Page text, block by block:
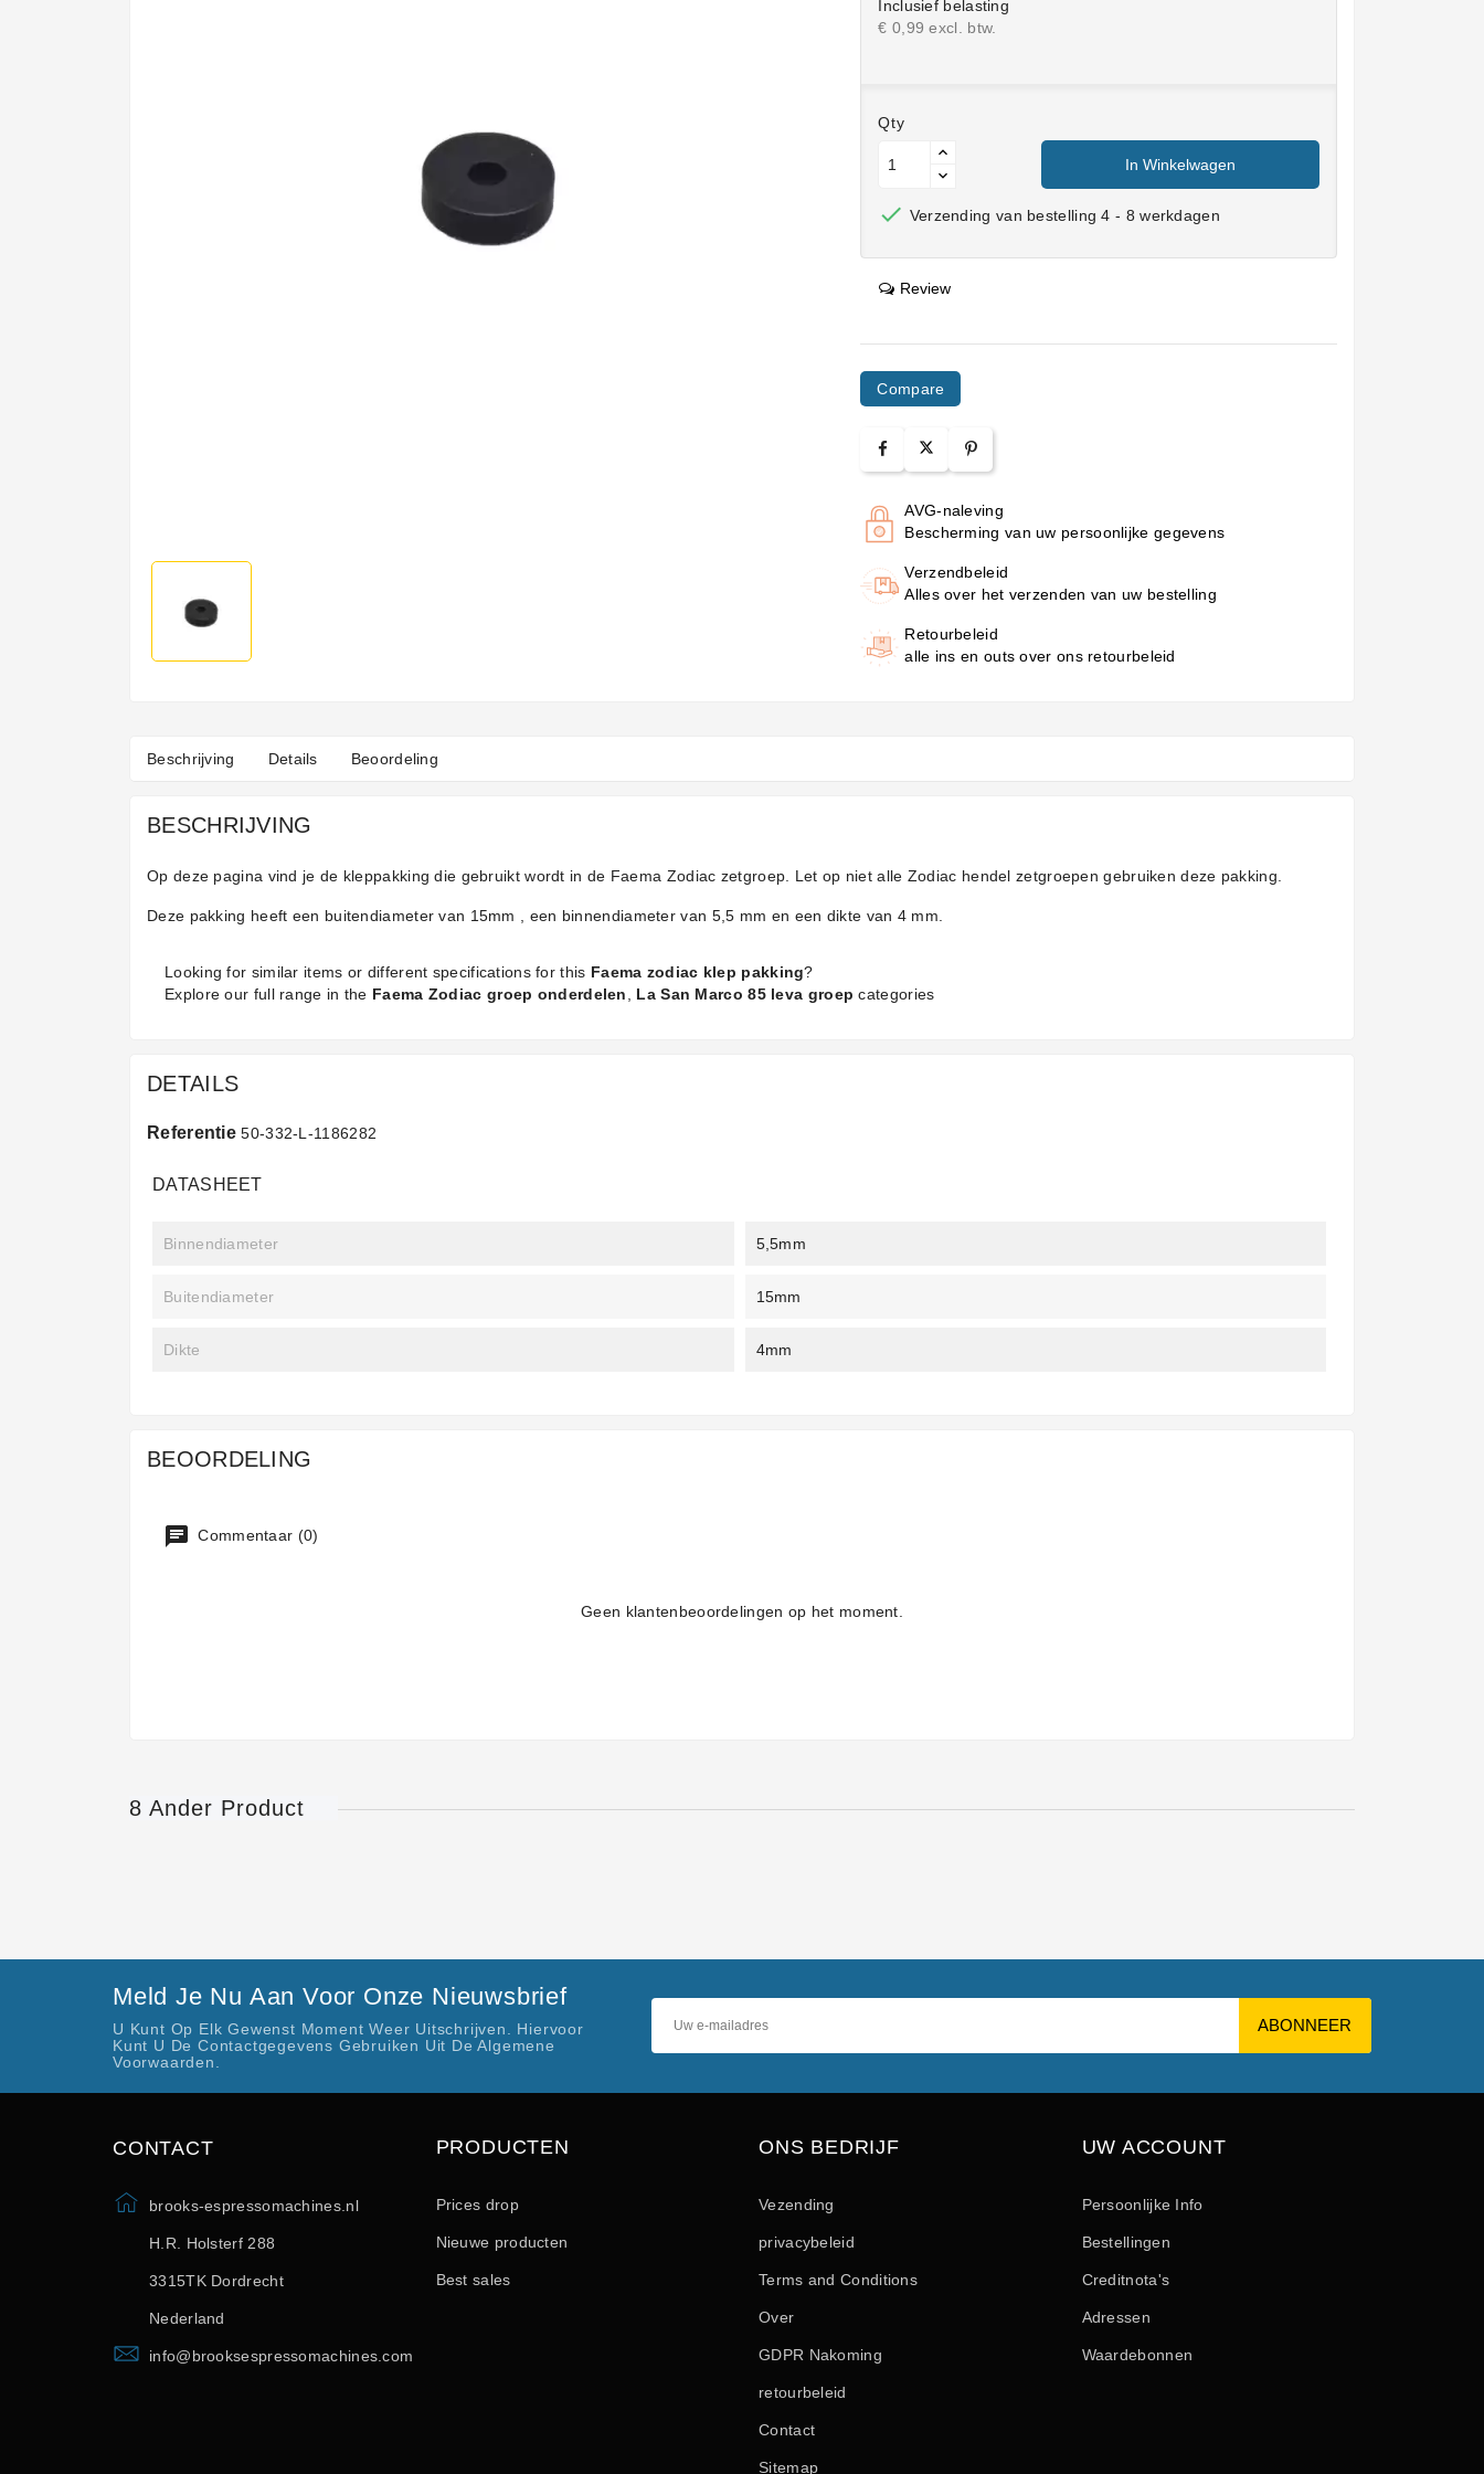
Inclusief belasting
€ 0,99 excl. btw.
Qty
In Winkelwagen
 Verzending van bestelling 4 - 8 werkdagen
Review
Compare
AVG-naleving
Bescherming van uw persoonlijke gegevens
Verzendbeleid
Alles over het verzenden van uw bestelling
Retourbeleid
alle ins en outs over ons retourbeleid
Beschrijving Details Beoordeling
BESCHRIJVING
Op deze pagina vind je de kleppakking die gebruikt wordt in de Faema Zodiac zetgroep. Let op niet alle Zodiac hendel zetgroepen gebruiken deze pakking.
Deze pakking heeft een buitendiameter van 15mm , een binnendiameter van 5,5 mm en een dikte van 4 mm.
Looking for similar items or different specifications for this Faema zodiac klep pakking?
Explore our full range in the Faema Zodiac groep onderdelen, La San Marco 85 leva groep categories
DETAILS
Referentie 50-332-L-1186282
DATASHEET
Binnendiameter 5,5mm
Buitendiameter 15mm
Dikte 4mm
BEOORDELING
Commentaar (0)
Geen klantenbeoordelingen op het moment.
8 Ander Product
Meld Je Nu Aan Voor Onze Nieuwsbrief
U Kunt Op Elk Gewenst Moment Weer Uitschrijven. Hiervoor
Kunt U De Contactgegevens Gebruiken Uit De Algemene
Voorwaarden.
CONTACT
brooks-espressomachines.nl
H.R. Holsterf 288
3315TK Dordrecht
Nederland
info@brooksespressomachines.com
PRODUCTEN
Prices drop
Nieuwe producten
Best sales
ONS BEDRIJF
Vezending
privacybeleid
Terms and Conditions
Over
GDPR Nakoming
retourbeleid
Contact
Sitemap
UW ACCOUNT
Persoonlijke Info
Bestellingen
Creditnota's
Adressen
Waardebonnen